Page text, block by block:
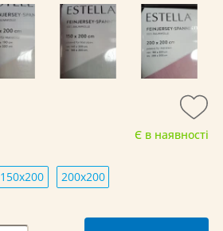
Є в наявності
150х200 200х200